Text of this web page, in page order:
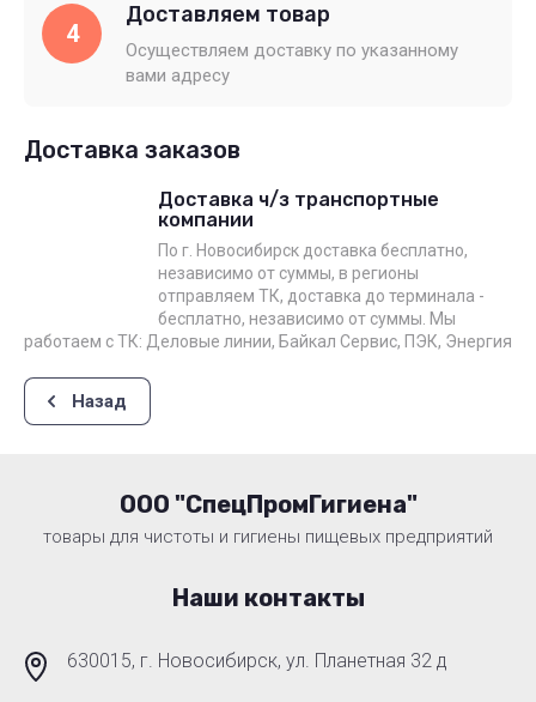
4
Доставляем товар
Осуществляем доставку по указанному
вами адресу
Доставка заказов
Доставка ч/з транспортные
компании
По г. Новосибирск доставка бесплатно,
независимо от суммы, в регионы
отправляем ТК, доставка до терминала -
бесплатно, независимо от суммы. Мы
работаем с ТК: Деловые линии, Байкал Сервис, ПЭК, Энергия
Назад
ООО "СпецПромГигиена"
товары для чистоты и гигиены пищевых предприятий
Наши контакты
630015, г. Новосибирск, ул. Планетная 32 д